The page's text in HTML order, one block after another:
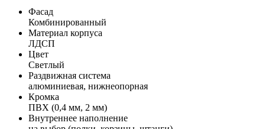
Фасад
Комбинированный
Материал корпуса
ЛДСП
Цвет
Светлый
Раздвижная система
алюминиевая, нижнеопорная
Кромка
ПВХ (0,4 мм, 2 мм)
Внутреннее наполнение